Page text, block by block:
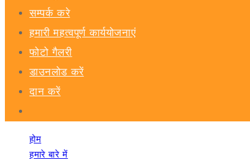
सम्पर्क करे
हमारी महत्वपूर्ण कार्ययोजनाएं
फोटो गैलरी
डाउनलोड करें
दान करें
होम
हमारे बारे में